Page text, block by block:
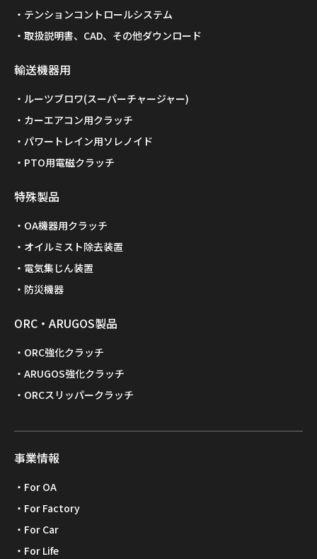
テンションコントロールシステム
取扱説明書、CAD、その他ダウンロード
輸送機器用
ルーツブロワ(スーパーチャージャー)
カーエアコン用クラッチ
パワートレイン用ソレノイド
PTO用電磁クラッチ
特殊製品
OA機器用クラッチ
オイルミスト除去装置
電気集じん装置
防災機器
ORC・ARUGOS製品
ORC強化クラッチ
ARUGOS強化クラッチ
ORCスリッパークラッチ
事業情報
For OA
For Factory
For Car
For Life